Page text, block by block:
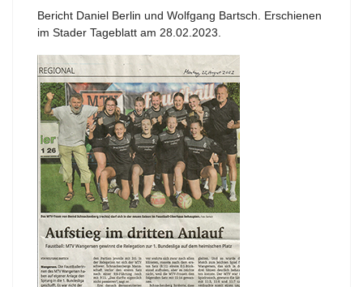
Bericht Daniel Berlin und Wolfgang Bartsch. Erschienen
im Stader Tageblatt am 28.02.2023.